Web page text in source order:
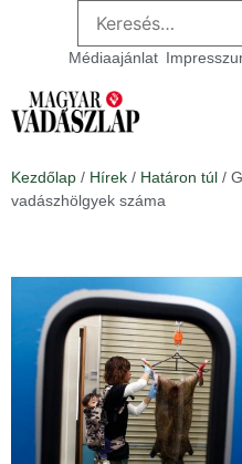
Médiaajánlat
Kezdőlap / Hírek / Határon túl /
vadászhölgyek száma